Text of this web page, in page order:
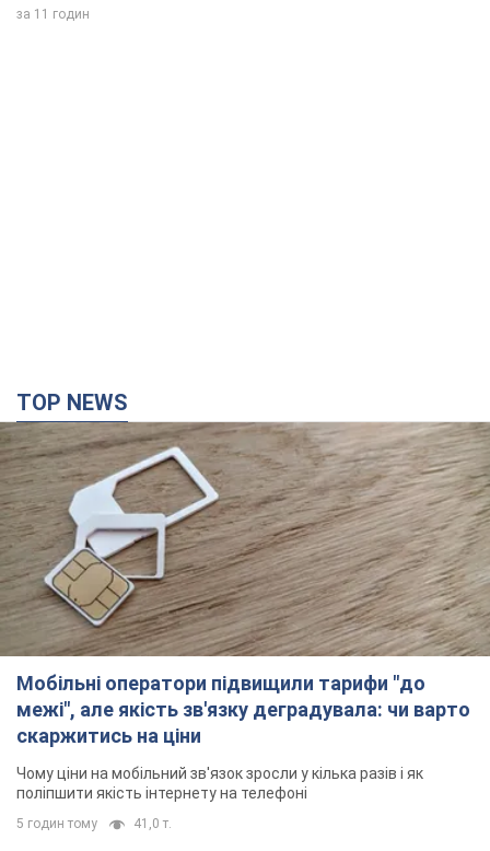
TOP NEWS
Чому ціни на мобільний зв'язок зросли у кілька разів і як
поліпшити якість інтернету на телефоні
5 годин тому 41,0 т.
"Працюємо, щоб отримати пакети з ракетами
для ППО": Зеленський заслухав доповідь
Драпатого і анонсував нові кроки
Зокрема, він обговорив з головкомом кадрові питання в
українській армії
2 години тому 1,8 т.
В окупованій Ялті прогриміли потужні вибухи:
валить чорний дим. Фото і відео
Місто, ймовірно, опинилося під атакою дронів